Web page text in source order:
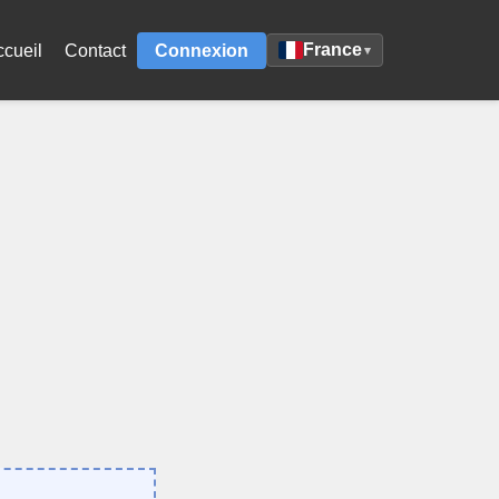
Contact Connexion France▾